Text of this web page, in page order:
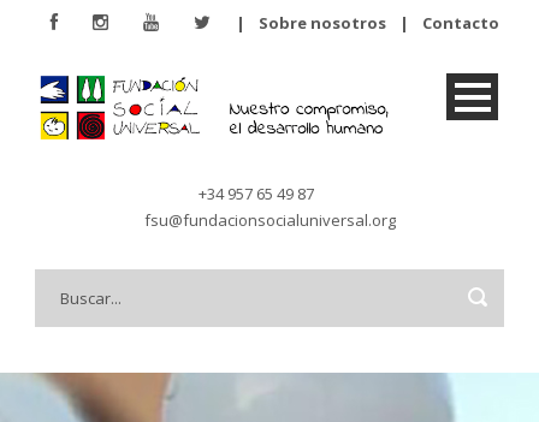
| Sobre nosotros | Contacto
+34 957 65 49 87
fsu@fundacionsocialuniversal.org